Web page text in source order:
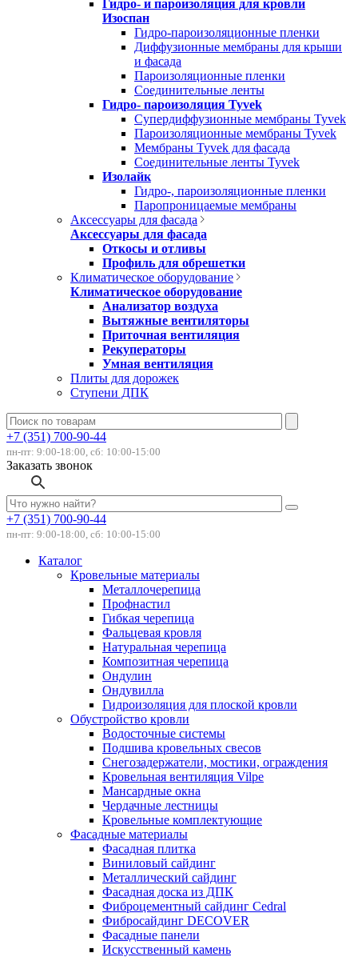
Гидро- и пароизоляция для кровли
Изоспан
Гидро-пароизоляционные пленки
Диффузионные мембраны для крыши
и фасада
Пароизоляционные пленки
Соединительные ленты
Гидро- пароизоляция Tyvek
Супердиффузионные мембраны Tyvek
Пароизоляционные мембраны Tyvek
Мембраны Tyvek для фасада
Соединительные ленты Tyvek
Изолайк
Гидро-, пароизоляционные пленки
Паропроницаемые мембраны
Аксессуары для фасада
Аксессуары для фасада
Откосы и отливы
Профиль для обрешетки
Климатическое оборудование
Климатическое оборудование
Анализатор воздуха
Вытяжные вентиляторы
Приточная вентиляция
Рекуператоры
Умная вентиляция
Плиты для дорожек
Ступени ДПК
+7 (351) 700-90-44
пн-пт: 9:00-18:00, сб: 10:00-15:00
Заказать звонок
+7 (351) 700-90-44
пн-пт: 9:00-18:00, сб: 10:00-15:00
Каталог
Кровельные материалы
Металлочерепица
Профнастил
Гибкая черепица
Фальцевая кровля
Натуральная черепица
Композитная черепица
Ондулин
Ондувилла
Гидроизоляция для плоской кровли
Обустройство кровли
Водосточные системы
Подшива кровельных свесов
Снегозадержатели, мостики, ограждения
Кровельная вентиляция Vilpe
Мансардные окна
Чердачные лестницы
Кровельные комплектующие
Фасадные материалы
Фасадная плитка
Виниловый сайдинг
Металлический сайдинг
Фасадная доска из ДПК
Фиброцементный сайдинг Cedral
Фибросайдинг DECOVER
Фасадные панели
Искусственный камень